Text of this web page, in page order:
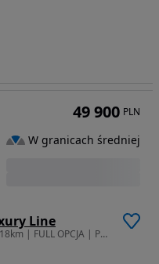
Line
1995 cm3 • 218 KM • F11 XDRIVE 2.0d 218km | FULL OPCJA | Panorama Dociągi Komportsitze
49 900 PLN
W granicach średniej